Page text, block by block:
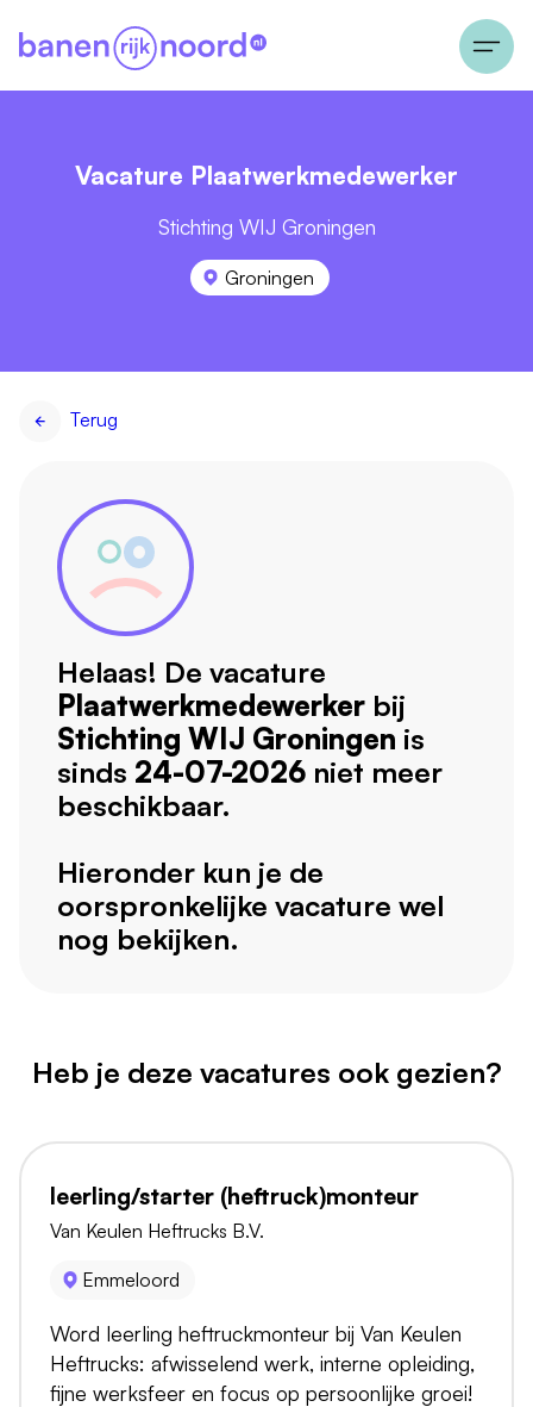
Vacature Plaatwerkmedewerker
Stichting WIJ Groningen
Groningen
Terug
Helaas! De vacature
Plaatwerkmedewerker bij
Stichting WIJ Groningen is
sinds 24-07-2026 niet meer
beschikbaar.
Hieronder kun je de
oorspronkelijke vacature wel
nog bekijken.
Heb je deze vacatures ook gezien?
leerling/starter (heftruck)monteur
Van Keulen Heftrucks B.V.
Emmeloord
Word leerling heftruckmonteur bij Van Keulen
Heftrucks: afwisselend werk, interne opleiding,
fijne werksfeer en focus op persoonlijke groei!